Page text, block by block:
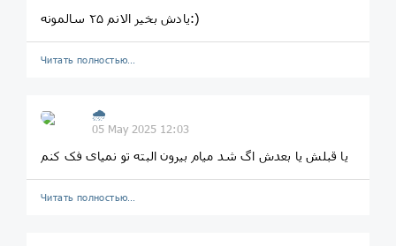
یادش بخیر الانم ۲۵ سالمونه:)
Читать полностью…
🌧
05 May 2025 12:03
یا قبلش یا بعدش اگ شد میام بیرون البته تو نمیای فک کنم
Читать полностью…